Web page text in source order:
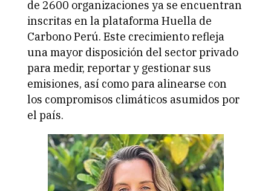
de 2600 organizaciones ya se encuentran
inscritas en la plataforma Huella de
Carbono Perú. Este crecimiento refleja
una mayor disposición del sector privado
para medir, reportar y gestionar sus
emisiones, así como para alinearse con
los compromisos climáticos asumidos por
el país.